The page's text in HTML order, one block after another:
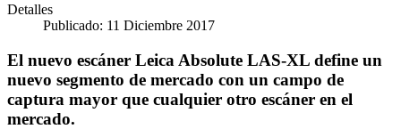
Detalles
Publicado: 11 Diciembre 2017
El nuevo escáner Leica Absolute LAS-XL define un
nuevo segmento de mercado con un campo de
captura mayor que cualquier otro escáner en el
mercado.